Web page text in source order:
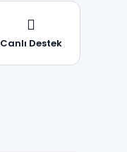
Canlı Destek